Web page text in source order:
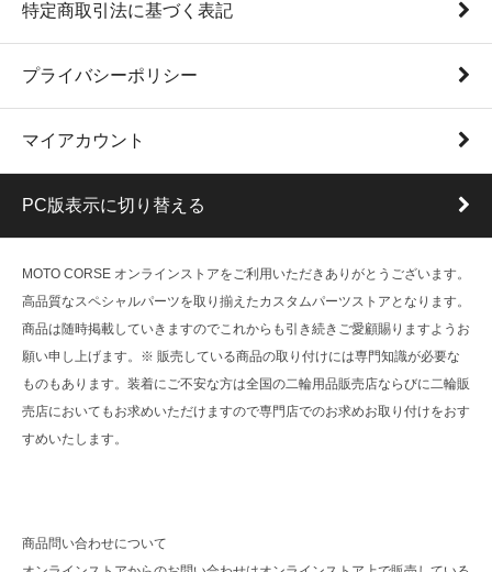
特定商取引法に基づく表記
プライバシーポリシー
マイアカウント
PC版表示に切り替える
MOTO CORSE オンラインストアをご利用いただきありがとうございます。
高品質なスペシャルパーツを取り揃えたカスタムパーツストアとなります。
商品は随時掲載していきますのでこれからも引き続きご愛顧賜りますようお
願い申し上げます。※ 販売している商品の取り付けには専門知識が必要な
ものもあります。装着にご不安な方は全国の二輪用品販売店ならびに二輪販
売店においてもお求めいただけますので専門店でのお求めお取り付けをおす
すめいたします。
商品問い合わせについて